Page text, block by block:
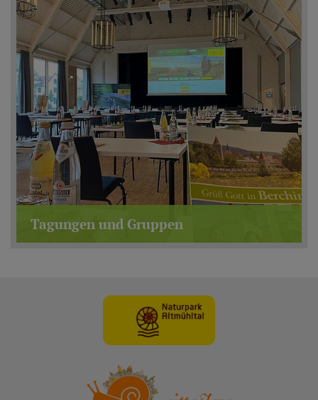
Tagungen und Gruppen